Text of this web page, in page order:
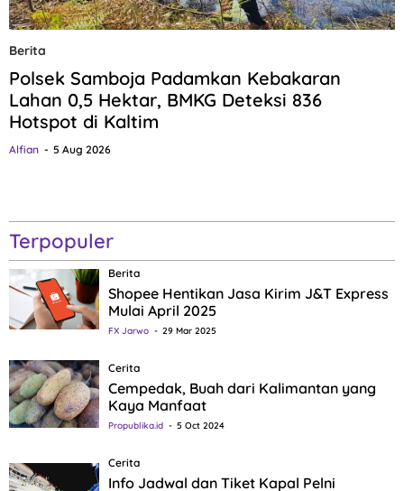
Berita
Polsek Samboja Padamkan Kebakaran
Lahan 0,5 Hektar, BMKG Deteksi 836
Hotspot di Kaltim
Alfian 5 Aug 2026
Terpopuler
Berita
Shopee Hentikan Jasa Kirim J&T Express
Mulai April 2025
FX Jarwo 29 Mar 2025
Cerita
Cempedak, Buah dari Kalimantan yang
Kaya Manfaat
Propublika.id 5 Oct 2024
Cerita
Info Jadwal dan Tiket Kapal Pelni